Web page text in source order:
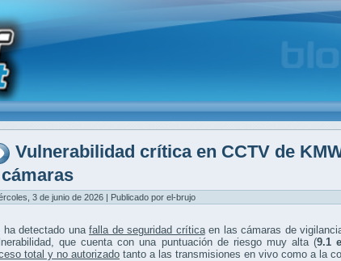
Vulnerabilidad crítica en CCTV de
3 de junio de 2026 | Publicado por el-brujo
ha detectado una falla de seguridad críticaen las cámaras de
que cuenta con una puntuación de riesgo muy alta (9.1
total y no autorizado tanto a las transmisiones en vivo como a la